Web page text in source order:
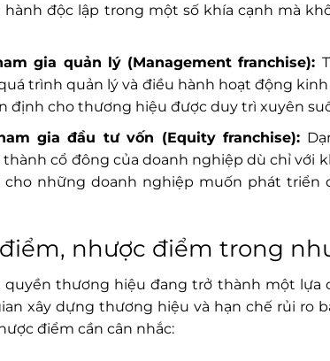
hành độc lập trong một số khía cạnh mà
gia quản lý (Management franchise):
trình quản lý và điều hành hoạt động
định cho thương hiệu được duy trì xuyên
gia đầu tư vốn (Equity franchise):
cổ đông của doanh nghiệp dù chỉ với
cho những doanh nghiệp muốn phát
nhược điểm trong
thương hiệu đang trở thành một lựa
xây dựng thương hiệu và hạn chế rủi ro
điểm cần cân nhắc: